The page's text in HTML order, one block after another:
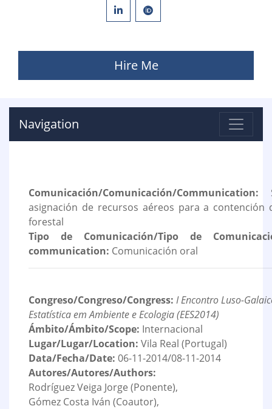
Hire Me
Navigation
Comunicación/Comunicación/Communication:
asignación de recursos aéreos para a contención
forestal
Tipo de Comunicación/Tipo de
communication: Comunicación oral
Congreso/Congreso/Congress: I Encontro Luso-
Estatística em Ambiente e Ecologia (EES2014)
Ámbito/Ámbito/Scope: Internacional
Lugar/Lugar/Location: Vila Real (Portugal)
Data/Fecha/Date: 06-11-2014/08-11-2014
Autores/Autores/Authors:
Rodríguez Veiga Jorge (Ponente),
Gómez Costa Iván (Coautor),